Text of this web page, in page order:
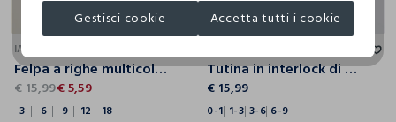
12 18
IANA
Felpa a righe multicolor in misto cotone da neonato regular fit
€ 15,99€ 5,59
3 6 9 12 18
0-1 1-3 3-6 6-9
Tutina in interlock di puro cotone neonata
€ 15,99
0-1 1-3 3-6 6-9
Gestisci cookie Accetta tutti i cookie